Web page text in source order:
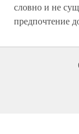
словно и не
предпочтение